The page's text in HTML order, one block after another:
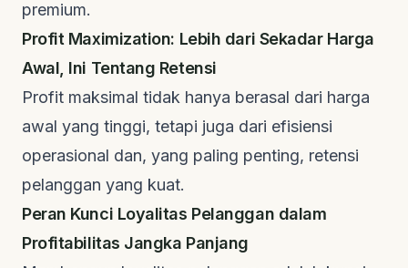
premium.
Profit Maximization: Lebih dari Sekadar Harga
Awal, Ini Tentang Retensi
Profit maksimal tidak hanya berasal dari harga
awal yang tinggi, tetapi juga dari efisiensi
operasional dan, yang paling penting, retensi
pelanggan yang kuat.
Peran Kunci Loyalitas Pelanggan dalam
Profitabilitas Jangka Panjang